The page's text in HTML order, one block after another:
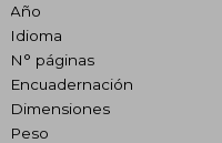
Año
Idioma
N° páginas
Encuadernación
Dimensiones
Peso